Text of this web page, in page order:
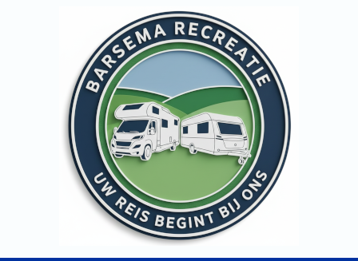
Cookievoorkeuren zijn momenteel gesloten.